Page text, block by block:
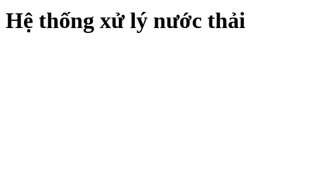
Hệ thống xử lý nước thải